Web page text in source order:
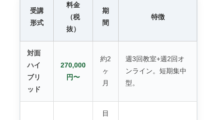
受講
形式
料金
（税
抜）
期
間
特徴
対面
ハイ
ブリ
ッド
270,000
円〜
約2
ヶ
月
週3回教室+週2回オ
ンライン。短期集中
型。
目